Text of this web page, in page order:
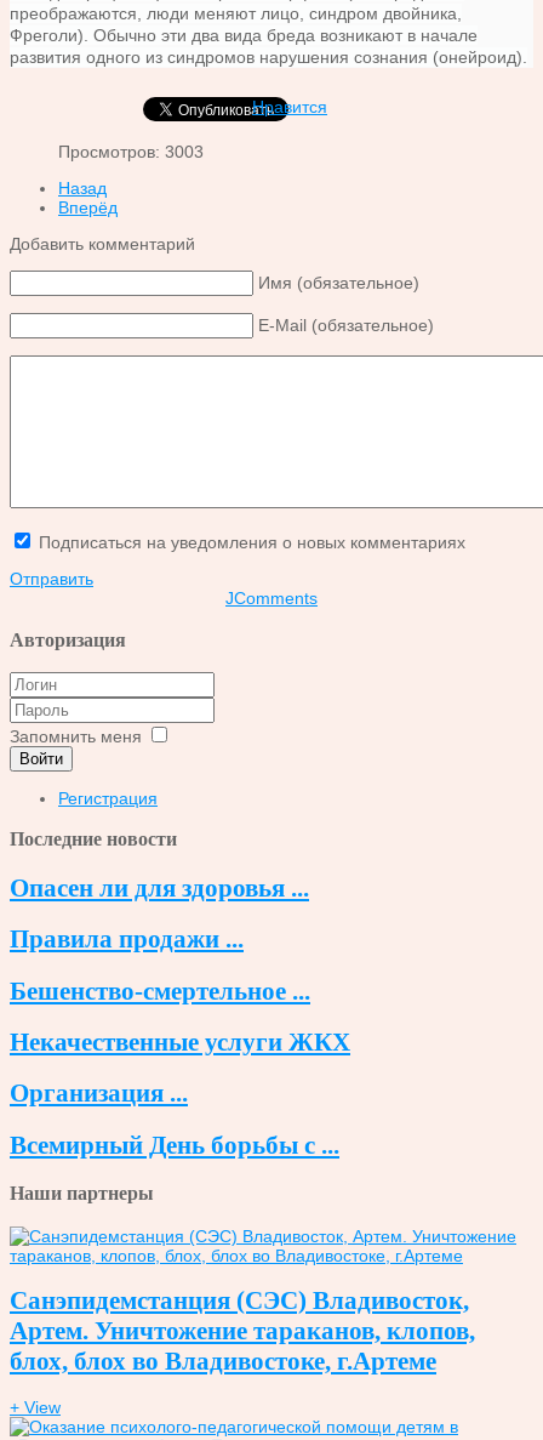
преображаются, люди меняют лицо, синдром двойника,
Фреголи). Обычно эти два вида бреда возникают в начале
развития одного из синдромов нарушения сознания (онейроид).
Нравится
Просмотров: 3003
Назад
Вперёд
Добавить комментарий
Имя (обязательное)
E-Mail (обязательное)
Подписаться на уведомления о новых комментариях
Отправить
JComments
Авторизация
Запомнить меня
Войти
Регистрация
Последние новости
Опасен ли для здоровья ...
Правила продажи ...
Бешенство-смертельное ...
Некачественные услуги ЖКХ
Организация ...
Всемирный День борьбы с ...
Наши партнеры
Санэпидемстанция (СЭС) Владивосток,
Артем. Уничтожение тараканов, клопов,
блох, блох во Владивостоке, г.Артеме
+ View